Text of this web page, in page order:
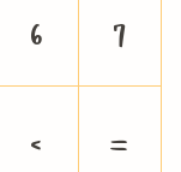
6
7
<
=